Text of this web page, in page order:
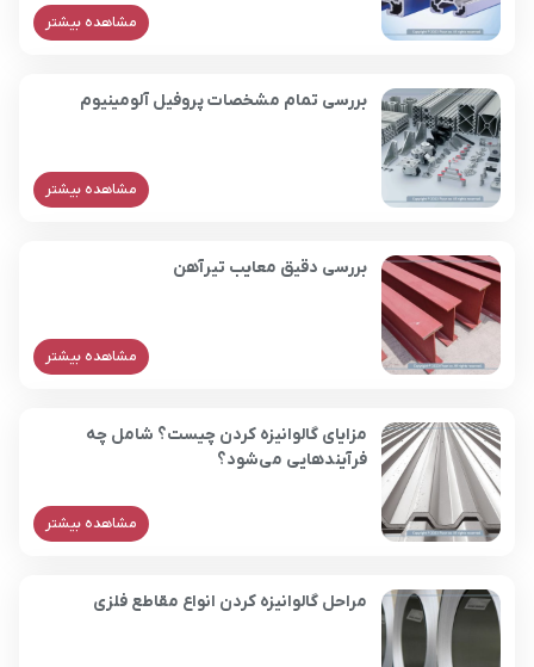
مشاهده بیشتر
بررسی تمام مشخصات پروفیل آلومینیوم
مشاهده بیشتر
بررسی دقیق معایب تیرآهن
مشاهده بیشتر
مزایای گالوانیزه کردن چیست؟ شامل چه
فرآیندهایی می‌شود؟
مشاهده بیشتر
مراحل گالوانیزه کردن انواع مقاطع فلزی